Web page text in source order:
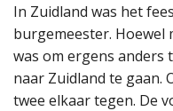
In Zuidland was het
burgemeester. Hoewel
was om ergens anders
naar Zuidland te gaan.
twee elkaar tegen. De